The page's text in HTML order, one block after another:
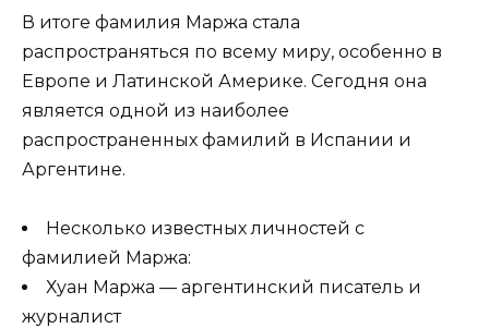
В итоге фамилия Маржа стала
распространяться по всему миру, особенно в
Европе и Латинской Америке. Сегодня она
является одной из наиболее
распространенных фамилий в Испании и
Аргентине.
Несколько известных личностей с
фамилией Маржа:
Хуан Маржа — аргентинский писатель и
журналист